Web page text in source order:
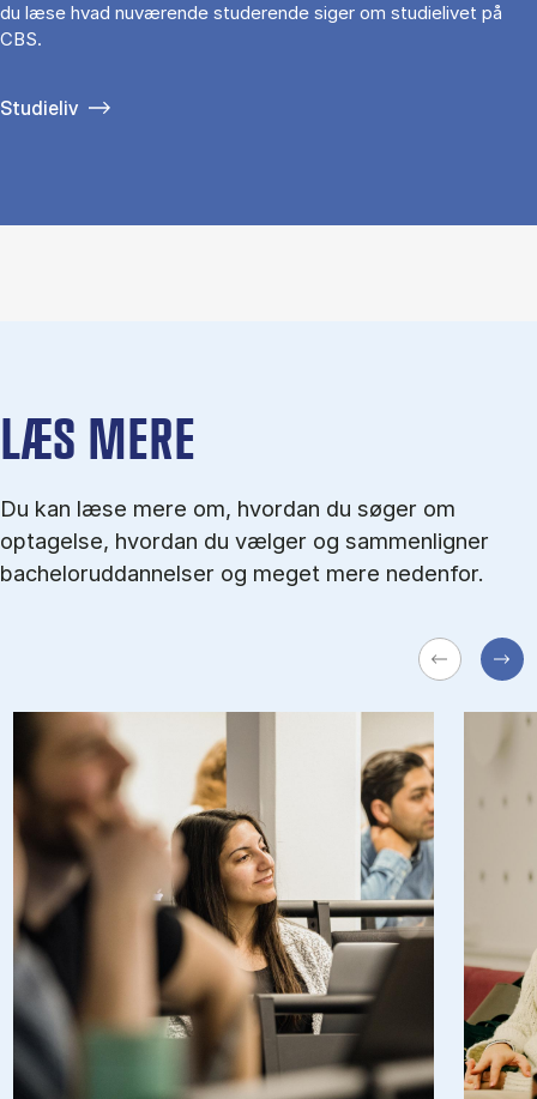
du læse hvad nuværende studerende siger om studielivet på
CBS.
Studieliv
LÆS MERE
Du kan læse mere om, hvordan du søger om
optagelse, hvordan du vælger og sammenligner
bacheloruddannelser og meget mere nedenfor.